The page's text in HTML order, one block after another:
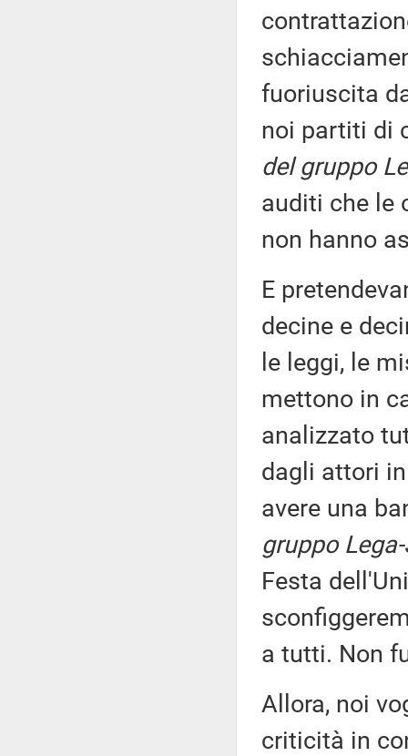
fuoriuscita
noi partiti di
del gruppo
auditi che le
non hanno
E
decine e
le leggi, le
mettono in
analizzato
dagli attori
avere una
gruppo
Festa
a tutti. Non
Allora, noi
criticità in